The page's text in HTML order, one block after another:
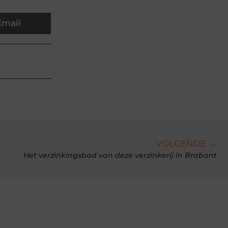
VOLGENDE →
Het verzinkingsbad van deze verzinkerij in Brabant